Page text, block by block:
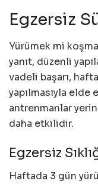
Egzersiz
Yürümek mi
yanıt, düzenli
vadeli başarı,
yapılmasıyla elde
antrenmanlar
daha etkilidir.
Egzersiz
Haftada 3 gün